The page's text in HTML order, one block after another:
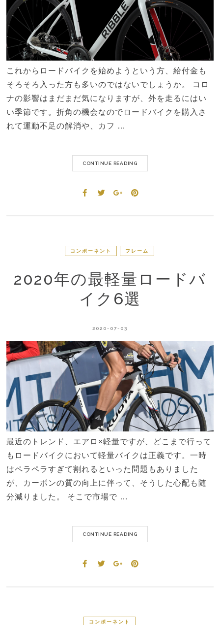
これからロードバイクを始めようという方、給付金も
そろそろ入った方も多いのではないでしょうか。 コロ
ナの影響はまだまだ気になりますが、外を走るにはい
い季節です。折角の機会なのでロードバイクを購入さ
れて運動不足の解消や、カフ …
CONTINUE READING
コンポーネント フレーム
2020年の最軽量ロードバ
イク6選
2020-07-03
最近のトレンド、エアロ×軽量ですが、どこまで行って
もロードバイクにおいて軽量バイクは正義です。一時
はペラペラすぎて割れるといった問題もありました
が、カーボンの質の向上に伴って、そうした心配も随
分減りました。 そこで市場で …
CONTINUE READING
コンポーネント